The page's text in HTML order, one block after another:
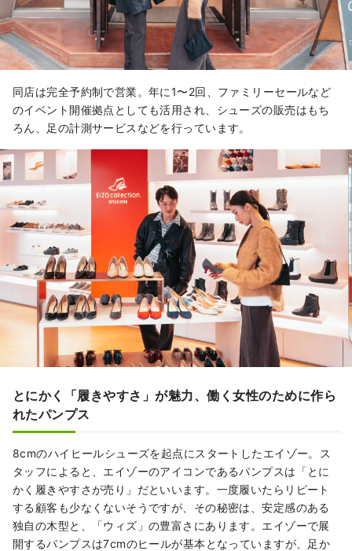
同店は完全予約制で営業。年に1〜2回、ファミリーセールなど
のイベント開催拠点としても活用され、シューズの販売はもち
ろん、足の計測サービスなどを行っています。
とにかく「履きやすさ」が魅力、働く女性のために作ら
れたパンプス
8cmのハイヒールシューズを起点にスタートしたエイゾー。ス
タッフによると、エイゾーのアイコンであるパンプスは「とに
かく履きやすさが売り」だといいます。一度履いたらリピート
する顧客も少なくないそうですが、その秘密は、安定感のある
独自の木型と、「ウィズ」の豊富さにあります。エイゾーで展
開するパンプスは7cmのヒールが基本となっていますが、足か